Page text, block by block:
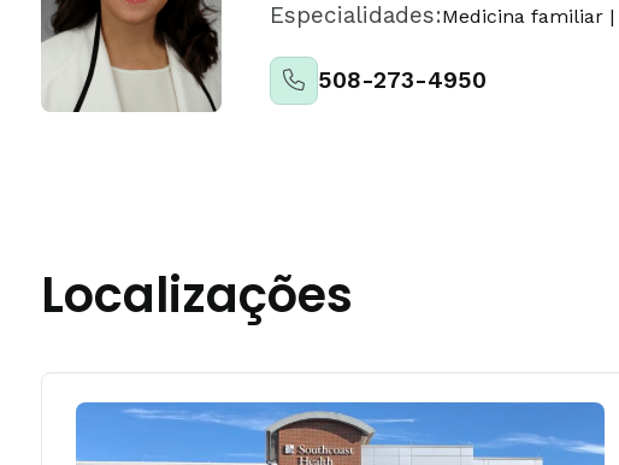
Especialidades:Medicina familiar |
508-273-4950
Localizações